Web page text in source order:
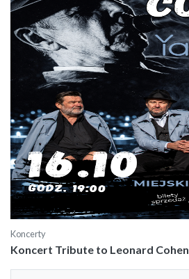
Koncerty
Koncert Tribute to Leonard Cohen